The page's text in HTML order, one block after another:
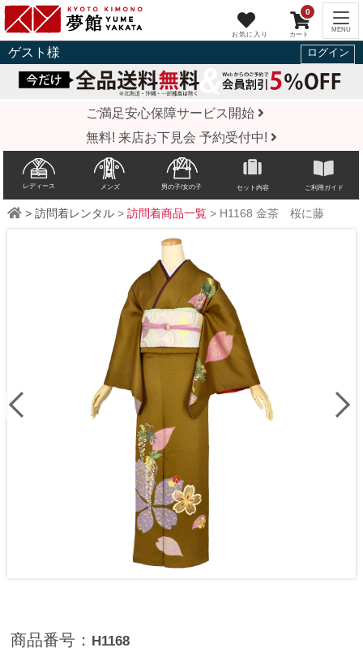
ゲスト 様 ログイン
ご満足安心保障サービス開始
無料! 来店お下見会 予約受付中!
0
レディース メンズ 男の子/女の子 セット内容 ご利用ガイド
> 訪問着レンタル> 訪問着商品一覧> H1168 金茶 桜に藤
商品番号： H1168